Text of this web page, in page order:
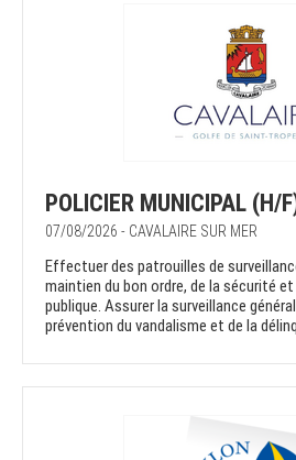
POLICIER MUNICIPAL (H/
07/08/2026 - CAVALAIRE SUR MER
Effectuer des patrouilles de
maintien du bon ordre, de la sécurité
publique. Assurer la surveillance
prévention du vandalisme et de la